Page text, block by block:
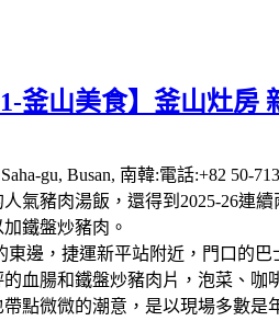
釜山美食】釜山灶
gu, Busan, 南韓:電話:+82
氣豬肉湯飯，還得到2025-26連
鐵盤炒豬肉。
邊，捷運新平站附近，門口的
血腸和鐵盤炒豬肉片，泡菜、
點微微的潮意，是以現場多數